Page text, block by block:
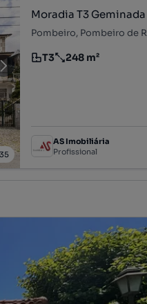
35
Moradia T3
Pombeiro, Pombeiro de
Tipologia
T3
Preço por metro
248 m²
AS Imobiliária
Profissional